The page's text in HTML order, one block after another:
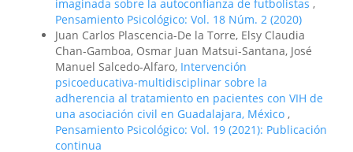
imaginada sobre la autoconfianza de futbolistas ,
Pensamiento Psicológico: Vol. 18 Núm. 2 (2020)
Juan Carlos Plascencia-De la Torre, Elsy Claudia
Chan-Gamboa, Osmar Juan Matsui-Santana, José
Manuel Salcedo-Alfaro, Intervención
psicoeducativa-multidisciplinar sobre la
adherencia al tratamiento en pacientes con VIH de
una asociación civil en Guadalajara, México ,
Pensamiento Psicológico: Vol. 19 (2021): Publicación
continua